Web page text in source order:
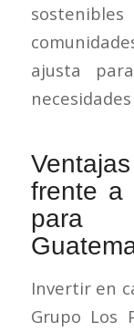
ajusta
frente a
para
Invertir en
Grupo Los